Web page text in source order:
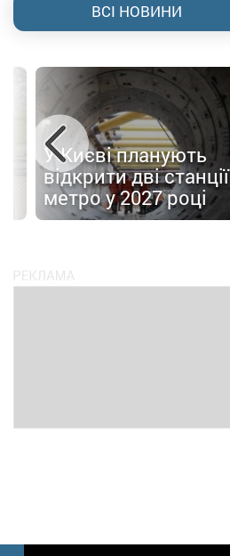
ВСІ НОВИНИ
У Києві планують
відкрити дві станції
метро у 2027 році